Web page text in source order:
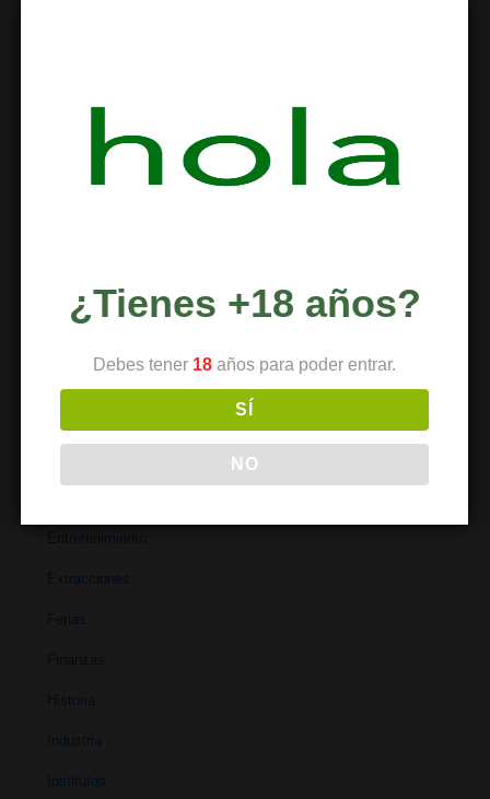
Cultivo
Entretenimiento
Extracciones
Ferias
Finanzas
Historia
Industria
Institutos
¿Tienes +18 años?
Debes tener 18 años para poder entrar.
SÍ
NO